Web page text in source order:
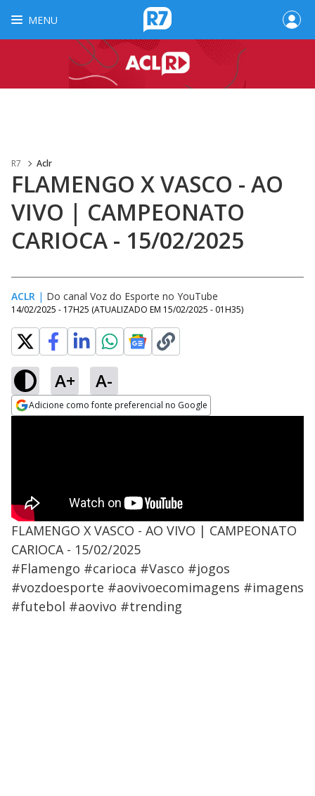
MENU
R7 Aclr
FLAMENGO X VASCO - AO
VIVO | CAMPEONATO
CARIOCA - 15/02/2025
ACLR | Do canal Voz do Esporte no YouTube
14/02/2025 - 17H25 (ATUALIZADO EM 15/02/2025 - 01H35)
A+ A-
Adicione como fonte preferencial no Google
FLAMENGO X VASCO - AO VIVO | CAMPEONATO
CARIOCA - 15/02/2025
#Flamengo #carioca #Vasco #jogos
#vozdoesporte #aovivoecomimagens #imagens
#futebol #aovivo #trending